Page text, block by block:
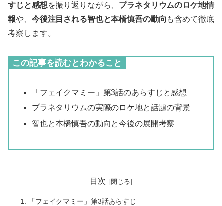
すじと感想を振り返りながら、 プラネタリウムのロケ地情
報や、 今後注目される智也と本橋慎吾の動向 も含めて徹底
考察します。
この記事を読むとわかること
「フェイクマミー」第3話のあらすじと感想
プラネタリウムの実際のロケ地と話題の背景
智也と本橋慎吾の動向と今後の展開考察
目次
「フェイクマミー」第3話あらすじ